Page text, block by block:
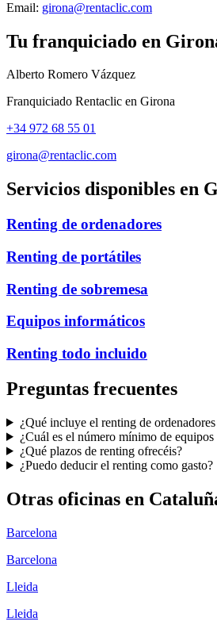
Email: girona@rentaclic.com
Tu franquiciado en
Alberto Romero Vázquez
Franquiciado Rentaclic en Girona
+34 972 68 55 01
girona@rentaclic.com
Servicios disponibles en
Renting de ordenadores
Renting de portátiles
Renting de sobremesa
Equipos informáticos
Renting todo incluido
Preguntas frecuentes
¿Qué incluye el renting de
¿Cuál es el número mínimo de equipos
¿Qué plazos de renting ofrecéis?
¿Puedo deducir el renting como gasto?
Otras oficinas en
Barcelona
Barcelona
Lleida
Lleida